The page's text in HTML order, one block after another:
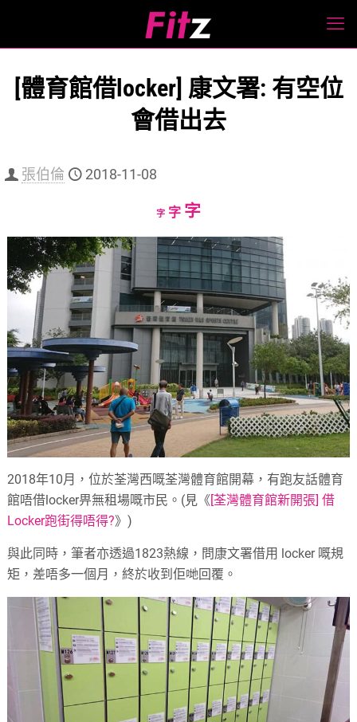
[體育館借locker] 康文署: 有空位
會借出去
張伯倫 2018-11-08
字Decrease
size.
字Reset
size.
字Increase
size.
2018年10月，位於荃灣西嘅荃灣體育館開幕，有跑友話體育
館唔借locker畀無租場嘅市民。(見《 [荃灣體育館新開張] 借
Locker跑街得唔得?》)
與此同時，筆者亦透過1823熱線，問康文署借用 locker 嘅規
矩，差唔多一個月，終於收到佢哋回覆。